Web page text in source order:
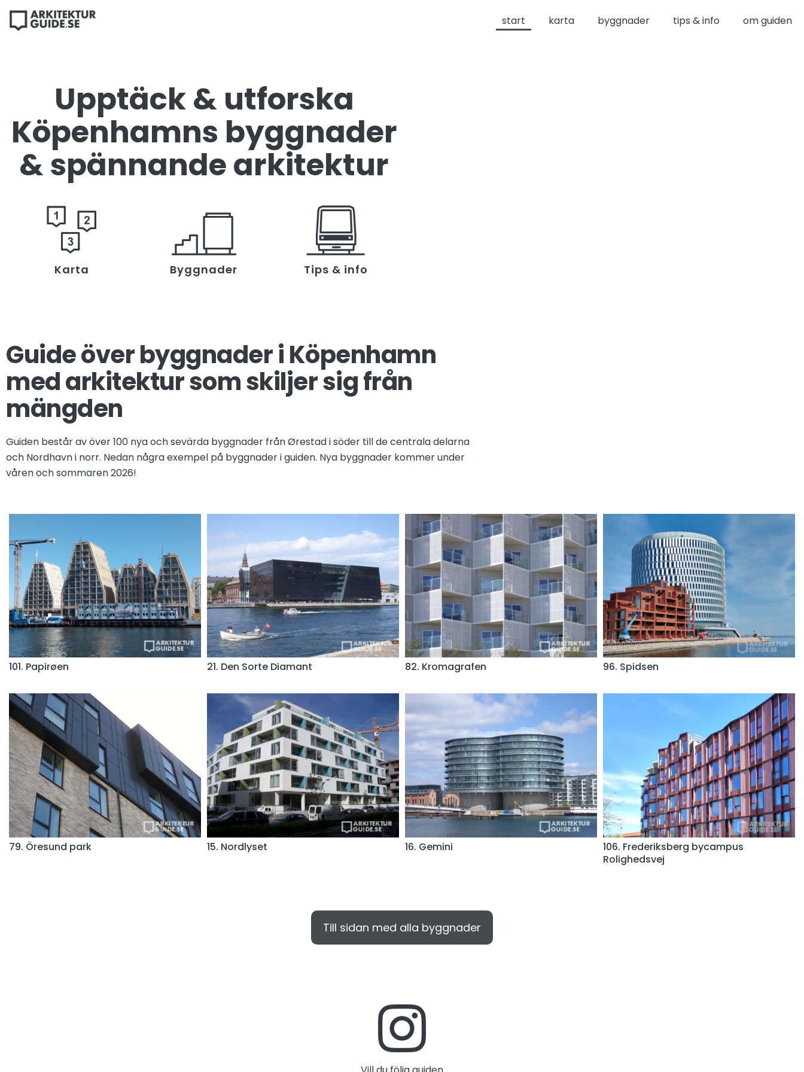
start karta byggnader tips & info om guiden
Upptäck & utforska
Köpenhamns byggnader
& spännande arkitektur
Karta Byggnader Tips & info
Guide över byggnader i Köpenhamn
med arkitektur som skiljer sig från
mängden
Guiden består av över 100 nya och sevärda byggnader från Ørestad i söder till de centrala delarna
och Nordhavn i norr. Nedan några exempel på byggnader i guiden. Nya byggnader kommer under
våren och sommaren 2026!
101. Papirøen 21. Den Sorte Diamant 82. Kromagrafen 96. Spidsen
79. Öresund park 15. Nordlyset 16. Gemini
106. Frederiksberg bycampus
Rolighedsvej
Till sidan med alla byggnader